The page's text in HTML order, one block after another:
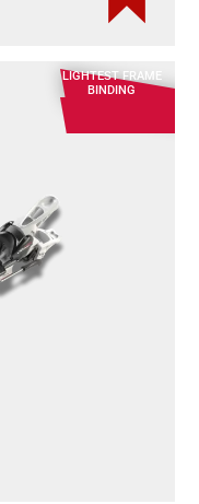
LIGHTEST FRAME
BINDING